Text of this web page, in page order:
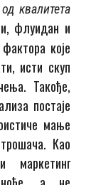
квалитета
флуидан и
које
исти скуп
Такође,
постаје
мање
Као
маркетинг